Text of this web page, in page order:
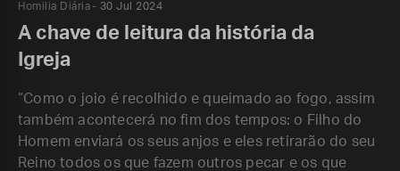
Homilia Diária 30 Jul 2024
A chave de leitura da história da
Igreja
“Como o joio é recolhido e queimado ao fogo, assim
também acontecerá no fim dos tempos: o Filho do
Homem enviará os seus anjos e eles retirarão do seu
Reino todos os que fazem outros pecar e os que